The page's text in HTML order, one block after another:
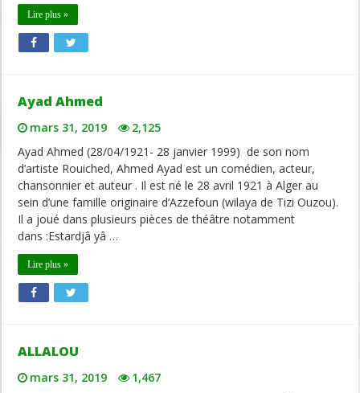
Lire plus »
Ayad Ahmed
mars 31, 2019
2,125
Ayad Ahmed (28/04/1921- 28 janvier 1999) de son nom
d’artiste Rouiched, Ahmed Ayad est un comédien, acteur,
chansonnier et auteur . Il est né le 28 avril 1921 à Alger au
sein d’une famille originaire d’Azzefoun (wilaya de Tizi Ouzou).
Il a joué dans plusieurs pièces de théâtre notamment
dans :Estardjâ yâ …
Lire plus »
ALLALOU
mars 31, 2019
1,467